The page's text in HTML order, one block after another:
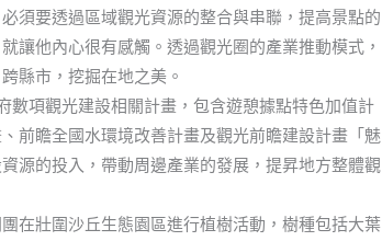
須要透過區域觀光資源的整合與串聯，提高景點的
讓他內心很有感觸。透過觀光圈的產業推動模式，
縣市，挖掘在地之美。
項觀光建設相關計畫，包含遊憩據點特色加值計
前瞻全國水環境改善計畫及觀光前瞻建設計畫「魅
源的投入，帶動周邊產業的發展，提昇地方整體觀
在壯圍沙丘生態園區進行植樹活動，樹種包括大葉